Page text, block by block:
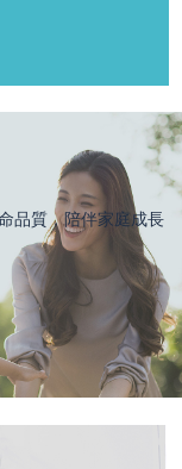
品質，陪伴家庭成長